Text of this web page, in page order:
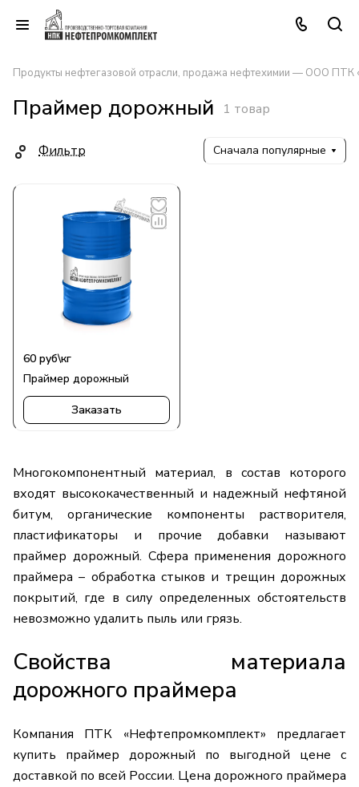
Продукты нефтегазовой отрасли, продажа нефтехимии — ООО ПТК
Праймер дорожный 1 товар
Фильтр Сначала популярные
60 руб\кг
Праймер дорожный
Заказать
Многокомпонентный материал, в состав которого
входят высококачественный и надежный нефтяной
битум, органические компоненты растворителя,
пластификаторы и прочие добавки называют
праймер дорожный. Сфера применения дорожного
праймера – обработка стыков и трещин дорожных
покрытий, где в силу определенных обстоятельств
невозможно удалить пыль или грязь.
Свойства материала
дорожного праймера
Компания ПТК «Нефтепромкомплект» предлагает
купить праймер дорожный по выгодной цене с
доставкой по всей России. Цена дорожного праймера